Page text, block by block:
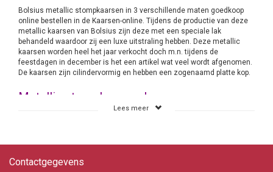
Bolsius metallic stompkaarsen in 3 verschillende maten goedkoop
online bestellen in de Kaarsen-online. Tijdens de productie van deze
metallic kaarsen van Bolsius zijn deze met een speciale lak
behandeld waardoor zij een luxe uitstraling hebben. Deze metallic
kaarsen worden heel het jaar verkocht doch m.n. tijdens de
feestdagen in december is het een artikel wat veel wordt afgenomen.
De kaarsen zijn cilindervormig en hebben een zogenaamd platte kop.
Metallic stompkaarsen kopen
berekenen wij in onze prijzen aan je door. Vandaar dat wij gerust
dat je voor de Feestdagen in december je bestelling het liefst al eind
Lees meer
Contactgegevens